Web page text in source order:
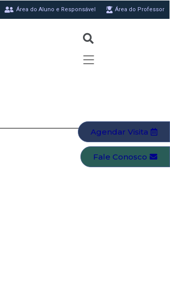
Área do Aluno e Responsável Área do Professor
Agendar Visita
Fale Conosco